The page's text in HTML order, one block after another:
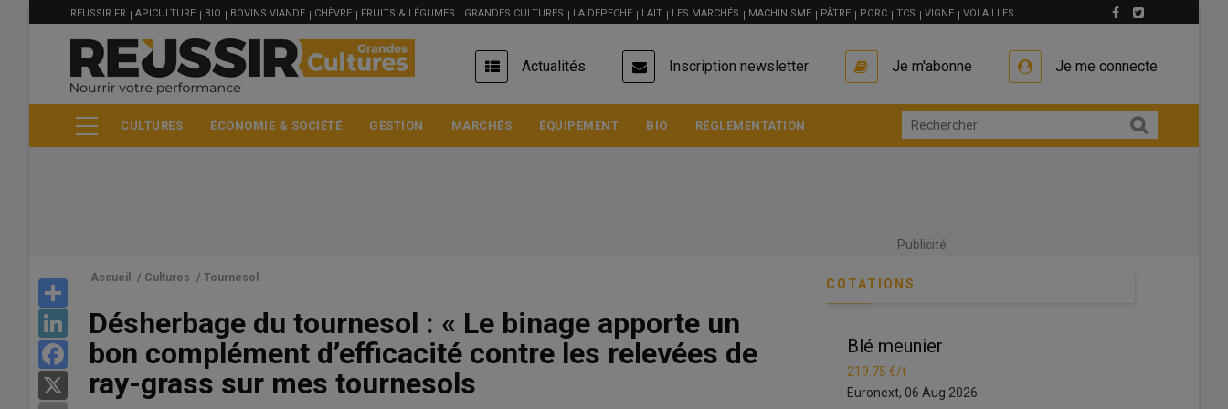
MENU
FILIÈRE
REUSSIR.FR APICULTURE BIO BOVINS VIANDE CHÈVRE FRUITS & LÉGUMES GRANDES CULTURES LA DEPECHE LAIT LES MARCHÉS MACHINISME PÂTRE PORC TCS VIGNE VOLAILLES
USER
ACCOUNT
MENU
Actualités Inscription newsletter Je m'abonne Je me connecte
CULTURES ÉCONOMIE & SOCIÉTÉ GESTION MARCHÉS ÉQUIPEMENT BIO RÉGLEMENTATION
Publicité
LinkedIn
Facebook
Accueil / Cultures / Tournesol
Désherbage du tournesol : « Le binage apporte un
bon complément d’efficacité contre les relevées de
ray-grass sur mes tournesols
COTATIONS
Blé meunier
219.75 €/t
Euronext, 06 Aug 2026
Blé meunier Blé meunier
219.75 €/t
Euronext, 06 Aug 2026